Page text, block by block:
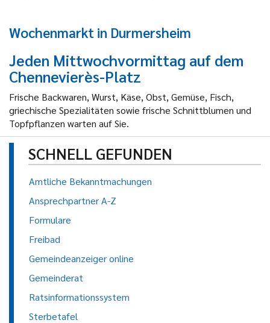
Wochenmarkt in Durmersheim
Jeden Mittwochvormittag auf dem
Chennevierès-Platz
Frische Backwaren, Wurst, Käse, Obst, Gemüse, Fisch,
griechische Spezialitäten sowie frische Schnittblumen und
Topfpflanzen warten auf Sie.
SCHNELL GEFUNDEN
Amtliche Bekanntmachungen
Ansprechpartner A-Z
Formulare
Freibad
Gemeindeanzeiger online
Gemeinderat
Ratsinformationssystem
Sterbetafel